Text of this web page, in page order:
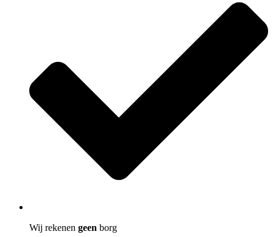
Wij rekenen geen borg